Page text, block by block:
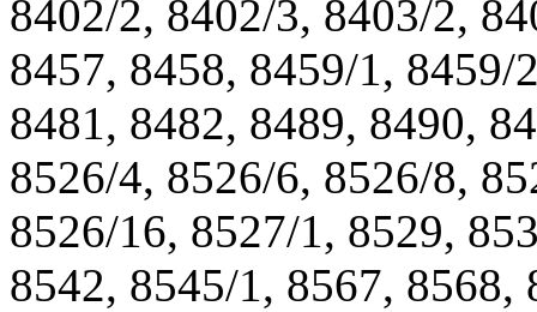
8402/2, 8402/3, 8403/2,
8457, 8458, 8459/1,
8481, 8482, 8489, 8490,
8526/4, 8526/6, 8526/8,
8526/16, 8527/1, 8529,
8542, 8545/1, 8567, 8568,